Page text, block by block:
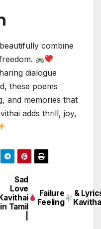
combine
dialogue
these poems
and memories that
adds thrill, joy,
Sad
Love
in Tamil
Failure
Feeling
&